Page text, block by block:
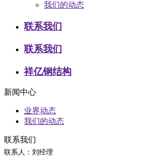
我们的动态
联系我们
联系我们
祥亿钢结构
新闻中心
业界动态
我们的动态
联系我们
联系人：刘经理